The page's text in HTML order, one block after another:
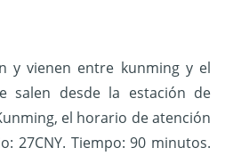
y vienen entre kunming y el
salen desde la estación de
el horario de atención
27CNY. Tiempo: 90 minutos.